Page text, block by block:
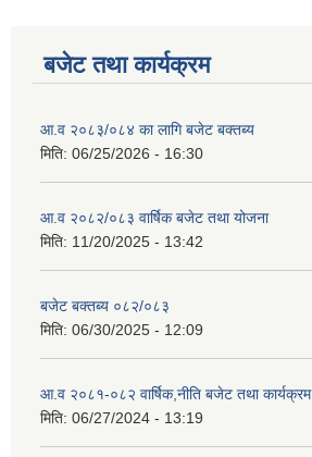
बजेट तथा कार्यक्रम
आ.व २०८३/०८४ का लागि बजेट बक्तब्य
मिति: 06/25/2026 - 16:30
आ.व २०८२/०८३ वार्षिक बजेट तथा योजना
मिति: 11/20/2025 - 13:42
बजेट बक्तब्य ०८२/०८३
मिति: 06/30/2025 - 12:09
आ.व २०८१-०८२ वार्षिक,नीति बजेट तथा कार्यक्रम
मिति: 06/27/2024 - 13:19